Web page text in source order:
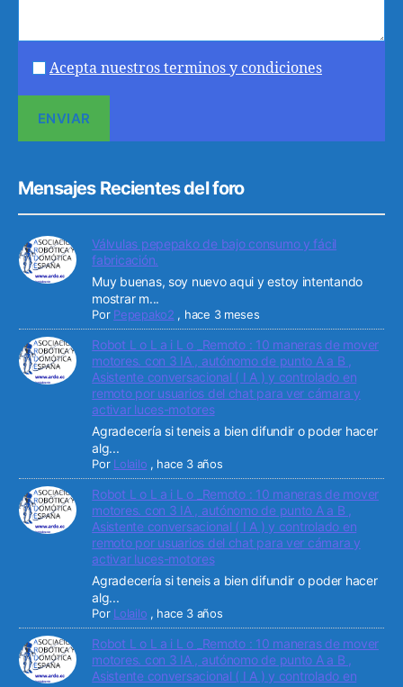
Acepta nuestros terminos y condiciones
Mensajes Recientes del foro
Válvulas pepepako de bajo consumo y fácil
fabricación.
Muy buenas, soy nuevo aqui y estoy intentando
mostrar m...
Por Pepepako2 , hace 3 meses
Robot L o L a i L o _Remoto : 10 maneras de mover
motores. con 3 IA , autónomo de punto A a B ,
Asistente conversacional ( I A ) y controlado en
remoto por usuarios del chat para ver cámara y
activar luces-motores
Agradecería si teneis a bien difundir o poder hacer
alg...
Por Lolailo , hace 3 años
Robot L o L a i L o _Remoto : 10 maneras de mover
motores. con 3 IA , autónomo de punto A a B ,
Asistente conversacional ( I A ) y controlado en
remoto por usuarios del chat para ver cámara y
activar luces-motores
Agradecería si teneis a bien difundir o poder hacer
alg...
Por Lolailo , hace 3 años
Robot L o L a i L o _Remoto : 10 maneras de mover
motores. con 3 IA , autónomo de punto A a B ,
Asistente conversacional ( I A ) y controlado en